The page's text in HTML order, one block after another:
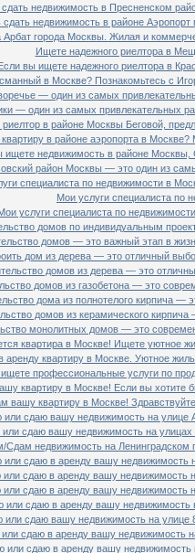
сдать недвижимость в Пресненском
сдать недвижимость в районе
города Москвы. Жилая и
Ищете надежного риелтора в
Если вы ищете надежного риелтора в
в Москве? Познакомьтесь с
— один из самых
— один из самых привлекательных
риелтор в районе Москвы Беговой,
в районе аэропорта в
ищете недвижимость в районе Москвы,
район Москвы — это один из
специалиста по недвижимости в
Мои услуги специалиста по
услуги специалиста по
домов по индивидуальным
домов — это важный этап в
дом из дерева — это отличный
домов из дерева — это
домов из газобетона — это
дома из полнотелого кирпича —
домов из керамического
монолитных домов — это
квартира в Москве! Ищете уютное
аренду квартиру в Москве. Уютное
профессиональные услуги по
квартиру в Москве! Если вы хотите
вашу квартиру в Москве!
или сдаю вашу недвижимость на улице
сдаю вашу недвижимость на
Сдам недвижимость на Ленинградском
или сдаю в аренду вашу недвижимость
или сдаю в аренду вашу недвижимость
или сдаю в аренду вашу недвижимость
или сдаю в аренду вашу недвижимость
или сдаю вашу недвижимость на улице
сдаю в аренду вашу недвижимость
или сдаю в аренду вашу недвижимость